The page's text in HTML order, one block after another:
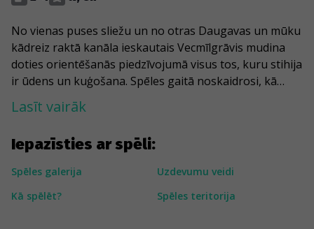
Iepazīsties ar spēli:
Spēles galerija
Uzdevumu veidi
Kā spēlēt?
Spēles teritorija
No vienas puses sliežu un no otras Daugavas un mūku
kādreiz raktā kanāla ieskautais Vecmīlgrāvis mudina
doties orientēšanās piedzīvojumā visus tos, kuru stihija
ir ūdens un kuģošana. Spēles gaitā noskaidrosi, kā
Baltā baznīca atvieglo kuģu ienākšanu Daugavā un
kultūras pils “Ziemeļblāzma” tikusi pie titula “pirmā
būvētavas un noskaidrosi, kā apkārtne saistās ar
Augusta Dombrovska vārdu. Izjutīsi arī Vecmīlgrāvja
piejūras namu un paneļmāju kontrastus, kas ir kā divu
savulaik sadūrušos pasauļu – zvejniekciema un
Lasīt vairāk